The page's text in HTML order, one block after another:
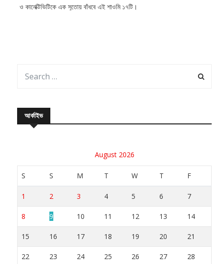
ও কানেক্টিভিটিকে এক সুতোয় বাঁধবে এই শাওমি ১৭টি।
আর্কাইভ
August 2026
S S M T W T F
1 2 3 4 5 6 7
8 9 10 11 12 13 14
15 16 17 18 19 20 21
22 23 24 25 26 27 28